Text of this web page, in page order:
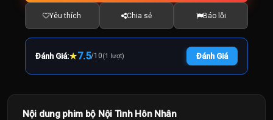
Yêu thích Chia sẻ Báo lỗi
Đánh Giá:★7.5/10(1 lượt) Đánh Giá
Nội dung phim bộ Nội Tình Hôn Nhân